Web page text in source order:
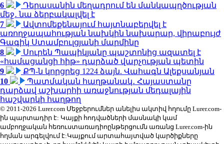
6
Դերասանին մեղադրում են մանկապղծության
մեջ․ նա ձերբակալվել է
7
Ավտոմեքենայում հայտնաբերվել է
առողջապահության նախկին նախարար, վիրաբույժ
Գագիկ Ստամբուլցյանի մարմինը
8
Սուրեն Պապիկյանը պաշտոնից ազատել է
«համացանցի հիթ» դարձած վարչության պետին
9
ՔՊ-ն կորցրեց 1224 ձայն. Վահագն Ալեքսանյան
10
Պատմական հաղթանակ․ Հայաստանը
դարձավ աշխարհի առաջնության մեդալային
հաշվարկի հաղթող
© 2011-2026 Lurer.com Մեջբերումներ անելիս ակտիվ հղումը Lurer.com-
ին պարտադիր է: Կայքի հոդվածների մասնակի կամ
ամբողջական հեռուստառադիոընթերցումն առանց Lurer.com-ին
հղման արգելվում է:Կայքում արտահայտված կարծիքները